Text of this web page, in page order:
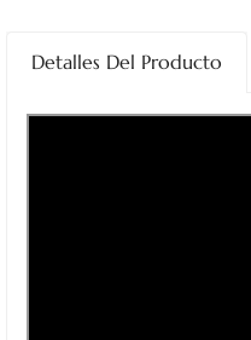
Detalles Del Producto